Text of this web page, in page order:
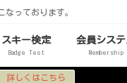
っております。
スキー検定
Badge Test
会員シス
Membership
詳しくはこちら